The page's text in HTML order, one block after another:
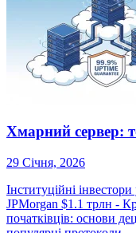
Хмарний сервер:
29 Січня, 2026
Інституційні
JPMorgan $1.1 трлн -
початківців: основи